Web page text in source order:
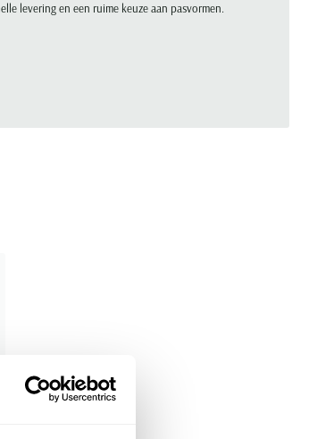
levering en een ruime keuze aan pasvormen.